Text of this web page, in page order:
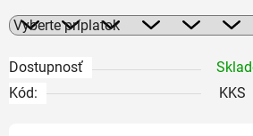
Dostupnosť
Kód:
KKS